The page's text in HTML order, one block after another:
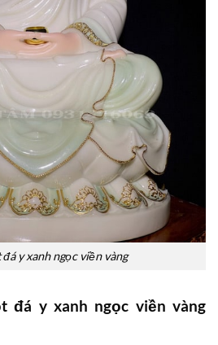
y xanh ngọc viền vàng
đá y xanh ngọc viền vàng